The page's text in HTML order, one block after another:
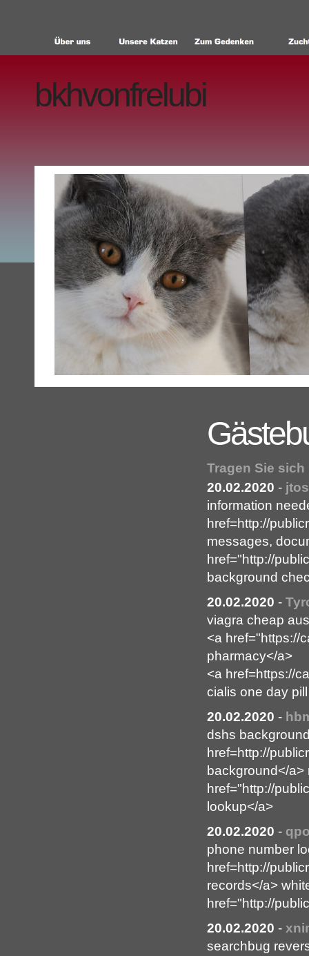
bkhvonfrelubi
Tragen Sie
20.02.2020 -
information
href=http://
messages,
href="http://
background
20.02.2020 -
viagra cheap
<a href="https://
pharmacy</a>
<a href=https://
cialis one day pill
20.02.2020 -
dshs
href=http://
background</
href="http://
lookup</a>
20.02.2020 -
phone number
href=http://
records</a>
href="http://
20.02.2020 -
searchbug